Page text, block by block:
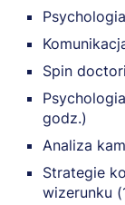
Spin
godz.)
Analiza
Strategie
wizerunku